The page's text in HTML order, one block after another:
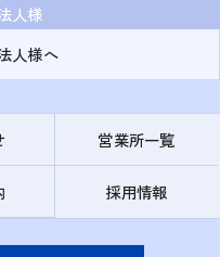
人様
人様へ
営業所一覧
採用情報